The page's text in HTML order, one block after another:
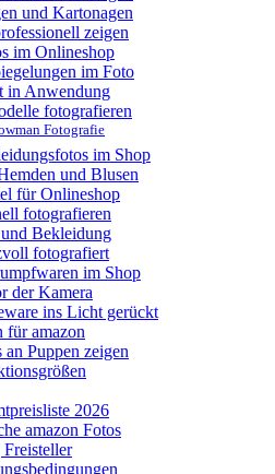
und Kartonagen
zeigen
im Onlineshop
im Foto
in Anwendung
fotografieren
Fotografie
im Shop
und Blusen
für Onlineshop
fotografieren
Bekleidung
fotografiert
im Shop
der Kamera
ins Licht gerückt
für amazon
Puppen zeigen
2026
amazon Fotos